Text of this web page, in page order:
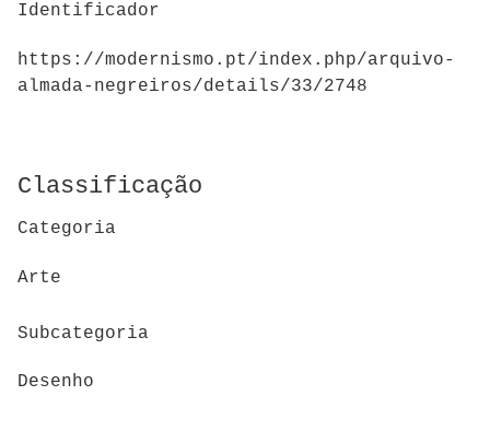
Identificador
https://modernismo.pt/index.php/arquivo-
almada-negreiros/details/33/2748
Classificação
Categoria
Arte
Subcategoria
Desenho